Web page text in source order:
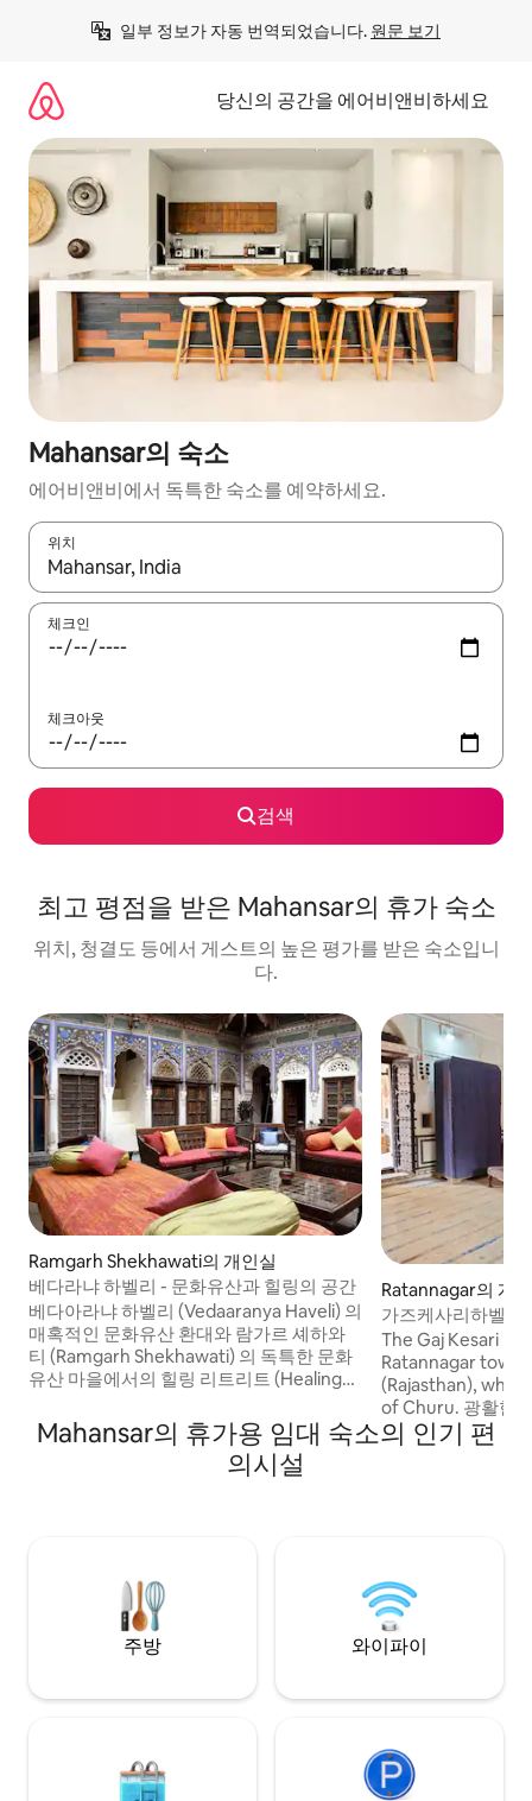
일부 정보가 자동 번역되었습니다. 원문 보기
당신의 공간을 에어비앤비하세요
Mahansar의 숙소
에어비앤비에서 독특한 숙소를 예약하세요.
위치
결과가 나오면 위·아래 화살표 키를 사용하거나 터치 또는 스와이
체크인
체크아웃
검색
최고 평점을 받은 Mahansar의 휴가 숙소
위치, 청결도 등에서 게스트의 높은 평가를 받은 숙소입니
다.
Ramgarh Shekhawati의 개인실
베다라냐 하벨리 - 문화유산과 힐링의 공간
베다아라냐 하벨리 (Vedaaranya Haveli) 의
매혹적인 문화유산 환대와 람가르 셰하와
티 (Ramgarh Shekhawati) 의 독특한 문화
유산 마을에서의 힐링 리트리트 (Healing
리는 즐거움과 웰빙을 추구하는 사람들에
게 이상적인 휴양지이자 모험입니다. 역사
탐험, 경이로움, 문화적 풍요로움, 창의적인
을 치유하세요.
Ratannagar의 개
가즈케사리하벨리
The Gaj Kesari
Ratannagar town
(Rajasthan),
of Churu. 광활한
자스탄의 위대한
관문이기도 합니
습니다.
Mahansar의 휴가용 임대 숙소의 인기 편
의시설
주방 와이파이